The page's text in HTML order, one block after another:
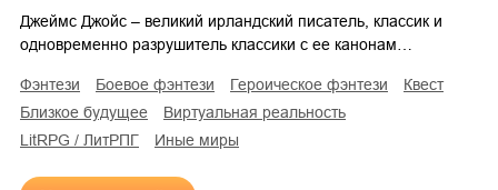
Джеймс Джойс – великий ирландский писатель, классик и
одновременно разрушитель классики с ее канонам…
фэнтези боевое фэнтези героическое фэнтези
квест
близкое будущее
виртуальная реальность
LitRPG / ЛитРПГ
иные миры